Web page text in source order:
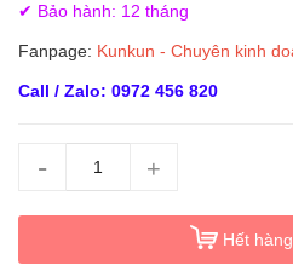
✔ Bảo hành: 12 tháng
Fanpage: Kunkun - Chuyên kinh
Call / Zalo: 0972 456 820
- +
Hết hàng